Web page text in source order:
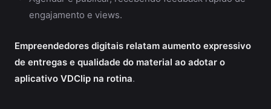
engajamento e views.
Empreendedores digitais relatam aumento expressivo
de entregas e qualidade do material ao adotar o
aplicativo VDClip na rotina.